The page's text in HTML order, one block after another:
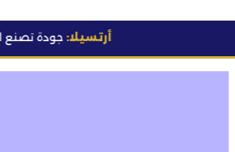
✨جودة تصنع الفرق